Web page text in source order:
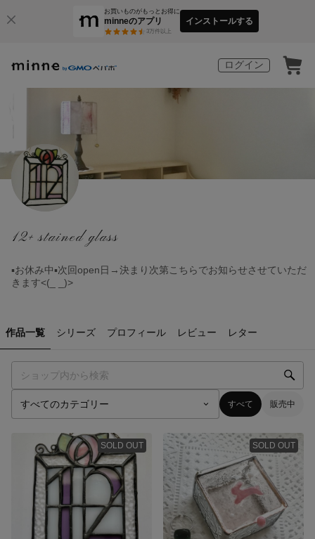
お買いものがもっとお得に
minneのアプリ
3万件以上
インストールする
ログイン
12+ stained glass
▪️お休み中▪️次回open日→決まり次第こちらでお知らせさせていただ
きます<(_ _)>
作品一覧 シリーズ プロフィール レビュー レター
すべて 販売中
SOLD OUT SOLD OUT